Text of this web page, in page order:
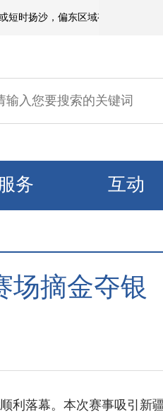
时扬沙，偏东区域有微到小阵
务 互动
场摘金夺银
利落幕。本次赛事吸引新